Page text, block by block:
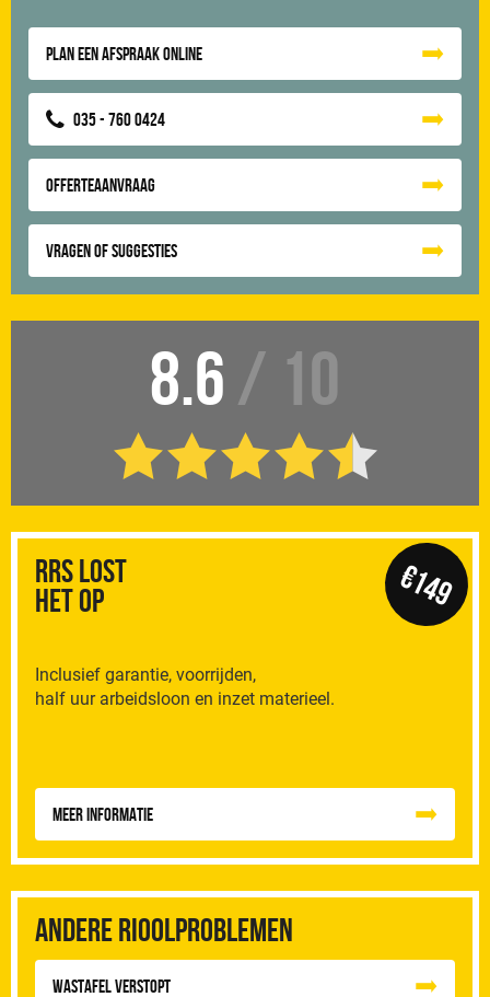
Plan een afspraak online
035 - 760 0424
Offerteaanvraag
Vragen of suggesties
8.6 / 10
RRS Lost
het op
Inclusief garantie, voorrijden,
half uur arbeidsloon en inzet materieel.
€149
Meer informatie
Andere rioolproblemen
Wastafel Verstopt